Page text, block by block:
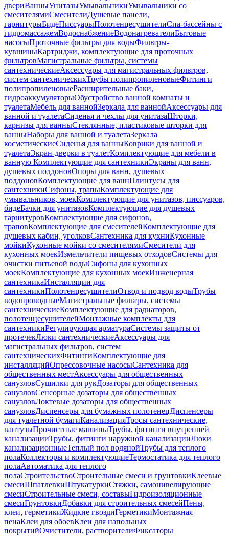
двериВанныУнитазыУмывальникиУмывальники со
смесителямиСмесителиДушевые панели,
гарнитурыБидеПиссуарыПолотенцесушителиСпа-бассейны с
гидромассажемВодоснабжениеВодонагревателиБытовые
насосыПроточные фильтры для водыФильтры-
кувшиныКартриджи, комплектующие для проточных
фильтровМагистральные фильтры, системы
сантехническиеАксессуары для магистральных фильтров,
систем сантехническихТрубы полипропиленовыеФитинги
полипропиленовыеРасширительные баки,
гидроаккумуляторыОбустройство ванной комнаты и
туалетаМебель для ваннойЗеркала для ваннойАксессуары для
ванной и туалетаСиденья и чехлы для унитазаШторки,
карнизы для ванныСтеклянные, пластиковые шторки для
ванныНаборы для ванной и туалетаЗеркала
косметическиеСиденья для ванныКоврики для ванной и
туалетаЭкран-дверки в туалетКомплектующие для мебели в
ванную Комплектующие для сантехникиЭкраны для ванн,
душевых поддоновОпоры для ванн, душевых
поддоновКомплектующие для ваннПлинтусы для
сантехникиСифоны, трапыКомплектующие для
умывальников, моекКомплектующие для унитазов, писсуаров,
бидеБачки для унитазовКомплектующие для душевых
гарнитуровКомплектующие для сифонов,
траповКомплектующие для смесителейКомплектующие для
душевых кабин, уголковСантехника для кухниКухонные
мойкиКухонные мойки со смесителямиСмесители для
кухонных моекИзмельчители пищевых отходовСистемы для
очистки питьевой водыСифоны для кухонных
моекКомплектующие для кухонных моекИнженерная
сантехникаИнсталляции для
сантехникиПолотенцесушителиОтвод и подвод водыТрубы
водопроводныеМагистральные фильтры, системы
сантехническиеКомплектующие для радиаторов,
полотенцесушителейМонтажные комплекты для
сантехникиРегулирующая арматураСистемы защиты от
протечекЛюки сантехническиеАксессуары для
магистральных фильтров, систем
сантехническихФитингиКомплектующие для
инсталляцийОпрессовочные насосыСантехника для
общественных местАксессуары для общественных
санузловСушилки для рукДозаторы для общественных
санузловСенсорные дозаторы для общественных
санузловЛоктевые дозаторы для общественных
санузловДиспенсеры для бумажных полотенецДиспенсеры
для туалетной бумагиКанализацияТросы сантехнические,
вантузыПрочистные машиныТрубы, фитинги внутренней
канализацииТрубы, фитинги наружной канализацииЛюки
канализационныеТеплый пол водянойТрубы для теплого
полаКоллекторы и комплектующиеТермостатика для теплого
полаАвтоматика для теплого
полаСтроительствоСтроительные смеси и грунтовкиКлеевые
смесиШпатлевкиШтукатуркиСтяжки, самонивелирующие
смесиСтроительные смеси, составыГидроизоляционные
смесиГрунтовкиДобавки для строительных смесейПены,
клеи, герметикиЖидкие гвоздиГерметикиМонтажная
пенаКлеи для обоевКлеи для напольных
покрытийОчистители, растворителиФиксаторы